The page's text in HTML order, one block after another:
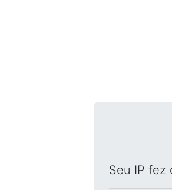
Seu IP fez